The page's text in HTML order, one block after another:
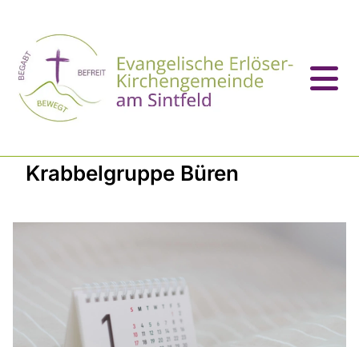
Krabbelgruppe Büren